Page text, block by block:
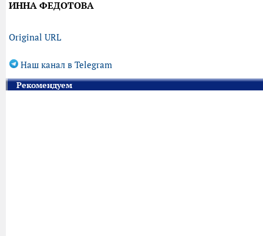
ИННА ФЕДОТОВА
Original URL
Наш канал в Telegram
Рекомендуем